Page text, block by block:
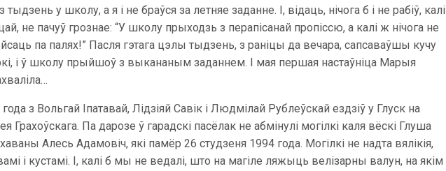
у школу, а я і не браўся за летняе заданне. І, відаць, нічога б і не рабіў, калі
не пачуў грознае: “У школу прыходзь з перапісанай пропіссю, а калі ж нічога не
па палях!” Пасля гэтага цэлы тыдзень, з раніцы да вечара, сапсаваўшы кучу
і ў школу прыйшоў з выкананым заданнем. І мая першая настаўніца Марыя
з Вольгай Іпатавай, Лідзіяй Савік і Людмілай Рублеўскай ездзіў у Глуск на
Грахоўскага. Па дарозе ў гарадскі пасёлак не абмінулі могілкі каля вёскі Глуша
Алесь Адамовіч, які памёр 26 студзеня 1994 года. Могілкі не надта вялікія,
і кустамі. І, калі б мы не ведалі, што на магіле ляжыць велізарны валун, на якім